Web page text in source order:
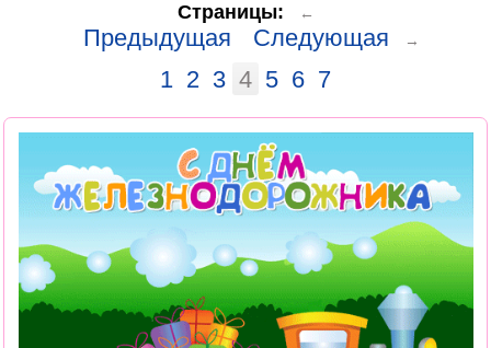
Страницы: ←
Предыдущая Следующая →
1 2 3 4 5 6 7